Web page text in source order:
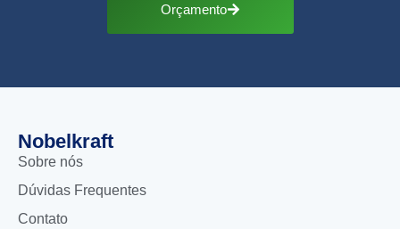
Orçamento
Nobelkraft
Sobre nós
Dúvidas Frequentes
Contato